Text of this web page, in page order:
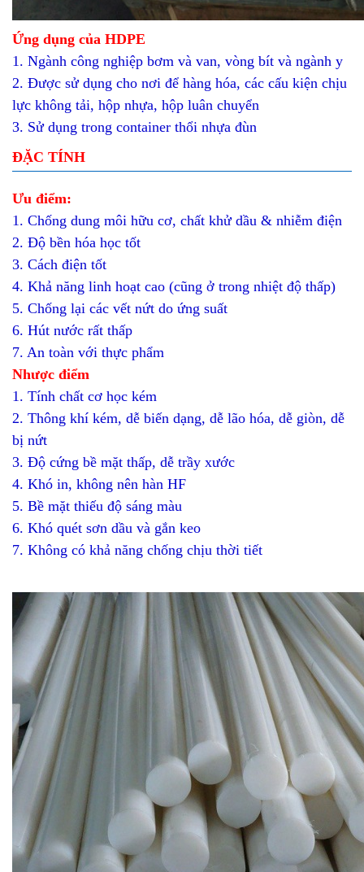
Ứng dụng của HDPE
1. Ngành công nghiệp bơm và van, vòng bít và ngành y
2. Được sử dụng cho nơi để hàng hóa, các cấu kiện chịu
lực không tải, hộp nhựa, hộp luân chuyển
3. Sử dụng trong container thổi nhựa đùn
ĐẶC TÍNH
Ưu điểm:
1. Chống dung môi hữu cơ, chất khử dầu & nhiễm điện
2. Độ bền hóa học tốt
3. Cách điện tốt
4. Khả năng linh hoạt cao (cũng ở trong nhiệt độ thấp)
5. Chống lại các vết nứt do ứng suất
6. Hút nước rất thấp
7. An toàn với thực phẩm
Nhược điểm
1. Tính chất cơ học kém
2. Thông khí kém, dễ biến dạng, dễ lão hóa, dễ giòn, dễ
bị nứt
3. Độ cứng bề mặt thấp, dễ trầy xước
4. Khó in, không nên hàn HF
5. Bề mặt thiếu độ sáng màu
6. Khó quét sơn dầu và gắn keo
7. Không có khả năng chống chịu thời tiết